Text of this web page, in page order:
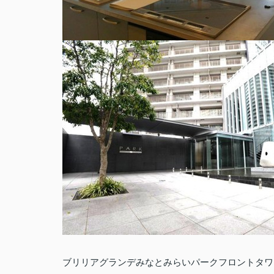
ブリリアグランデみなとみらいパークフロントタ